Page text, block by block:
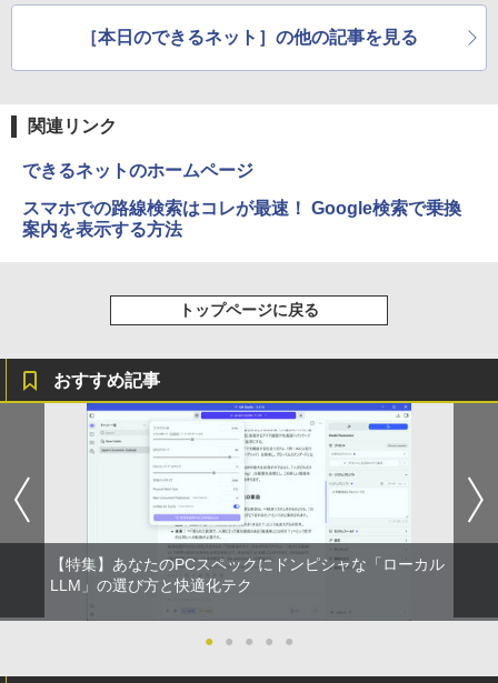
［本日のできるネット］の他の記事を見る
関連リンク
できるネットのホームページ
スマホでの路線検索はコレが最速！ Google検索で乗換
案内を表示する方法
トップページに戻る
おすすめ記事
【特集】あなたのPCスペックにドンピシャな「ローカル
LLM」の選び方と快適化テク
● ● ● ● ●